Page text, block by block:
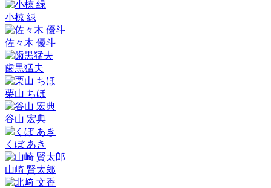
小椋 緑
佐々木 優斗
歯黒猛夫
栗山 ちほ
谷山 宏典
くぼ あき
山崎 賢太郎